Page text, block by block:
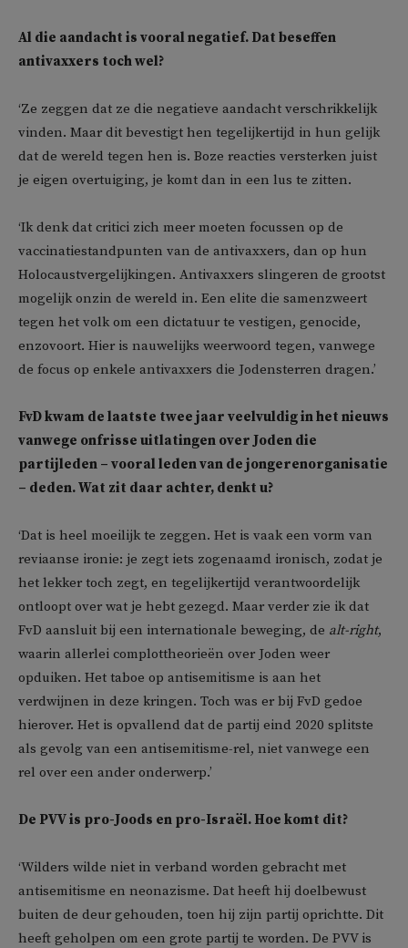
Al die aandacht is vooral negatief. Dat beseffen
antivaxxers toch wel?
‘Ze zeggen dat ze die negatieve aandacht verschrikkelijk
vinden. Maar dit bevestigt hen tegelijkertijd in hun gelijk
dat de wereld tegen hen is. Boze reacties versterken juist
je eigen overtuiging, je komt dan in een lus te zitten.
‘Ik denk dat critici zich meer moeten focussen op de
vaccinatiestandpunten van de antivaxxers, dan op hun
Holocaustvergelijkingen. Antivaxxers slingeren de grootst
mogelijk onzin de wereld in. Een elite die samenzweert
tegen het volk om een dictatuur te vestigen, genocide,
enzovoort. Hier is nauwelijks weerwoord tegen, vanwege
de focus op enkele antivaxxers die Jodensterren dragen.’
FvD kwam de laatste twee jaar veelvuldig in het nieuws
vanwege onfrisse uitlatingen over Joden die
partijleden – vooral leden van de jongerenorganisatie
– deden. Wat zit daar achter, denkt u?
‘Dat is heel moeilijk te zeggen. Het is vaak een vorm van
reviaanse ironie: je zegt iets zogenaamd ironisch, zodat je
het lekker toch zegt, en tegelijkertijd verantwoordelijk
ontloopt over wat je hebt gezegd. Maar verder zie ik dat
FvD aansluit bij een internationale beweging, de alt-right,
waarin allerlei complottheorieën over Joden weer
opduiken. Het taboe op antisemitisme is aan het
verdwijnen in deze kringen. Toch was er bij FvD gedoe
hierover. Het is opvallend dat de partij eind 2020 splitste
als gevolg van een antisemitisme-rel, niet vanwege een
rel over een ander onderwerp.’
De PVV is pro-Joods en pro-Israël. Hoe komt dit?
‘Wilders wilde niet in verband worden gebracht met
antisemitisme en neonazisme. Dat heeft hij doelbewust
buiten de deur gehouden, toen hij zijn partij oprichtte. Dit
heeft geholpen om een grote partij te worden. De PVV is